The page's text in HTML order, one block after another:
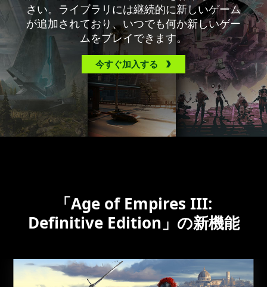
さい。ライブラリには継続的に新しいゲーム
が追加されており、いつでも何か新しいゲー
ムをプレイできます。
今すぐ加入する
「Age of Empires III:
Definitive Edition」の新機能